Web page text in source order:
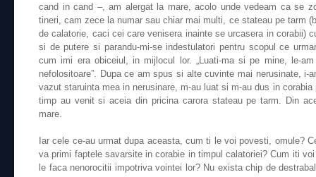
cand in cand –, am alergat la mare, acolo unde vedeam ca se
tineri, cam zece la numar sau chiar mai multi, ce stateau pe tarm
de calatorie, caci cei care venisera inainte se urcasera in corabii)
si de putere si parandu-mi-se indestulatori pentru scopul ce
cum imi era obiceiul, in mijlocul lor. „Luati-ma si pe mine, le-
nefolositoare”. Dupa ce am spus si alte cuvinte mai nerusinate, i-
vazut staruinta mea in nerusinare, m-au luat si m-au dus in
timp au venit si aceia din pricina carora stateau pe tarm. Din
mare.
Iar cele ce-au urmat dupa aceasta, cum ti le voi povesti, omule?
va primi faptele savarsite in corabie in timpul calatoriei? Cum iti
le faca nenorocitii impotriva vointei lor? Nu exista chip de